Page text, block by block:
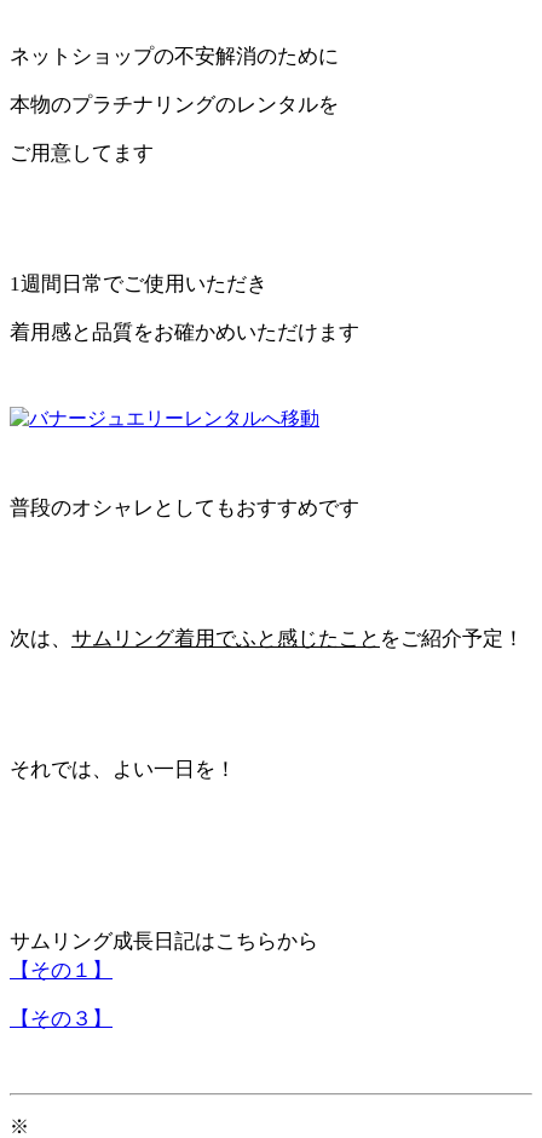
ネットショップの不安解消のために
本物のプラチナリングのレンタルを
ご用意してます
1週間日常でご使用いただき
着用感と品質をお確かめいただけます
普段のオシャレとしてもおすすめです
次は、 サムリング着用でふと感じたこと をご紹介予定！
それでは、よい一日を！
サムリング成長日記はこちらから
【その１】
【その３】
※